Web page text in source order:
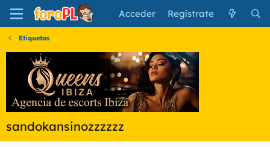
Acceder Regístrate
Etiquetas
sandokansinozzzzzz